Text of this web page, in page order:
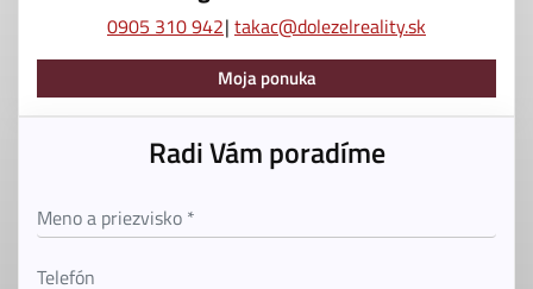
0905 310 942 takac@dolezelreality.sk
Moja ponuka
Radi Vám poradíme